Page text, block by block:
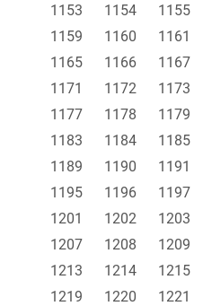
1153 1154 1155
1159
1160 1161
1165
1166 1167
1171
1172 1173
1177
1178 1179
1183
1184 1185
1189
1190 1191
1195
1196 1197
1201
1202 1203
1207
1208 1209
1213
1214 1215
1219
1220 1221